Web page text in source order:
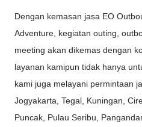
Dengan kemasan jasa EO
Adventure, kegiatan outing,
meeting akan dikemas dengan
layanan kamipun tidak hanya
kami juga melayani permintaan
Jogyakarta, Tegal, Kuningan,
Puncak, Pulau Seribu,